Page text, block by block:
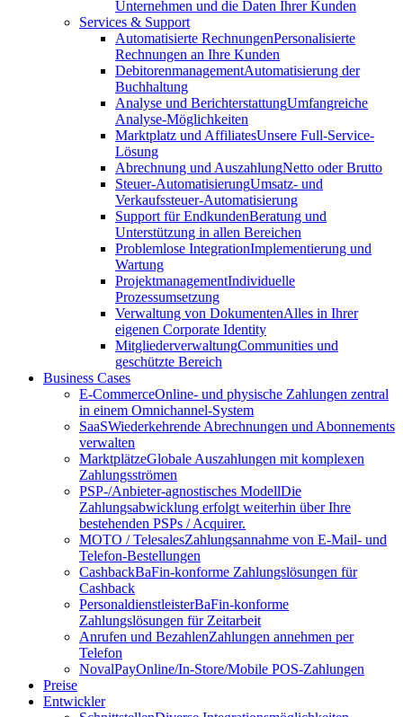
Unternehmen und die Daten Ihrer Kunden
Services & Support
Automatisierte RechnungenPersonalisierte
Rechnungen an Ihre Kunden
DebitorenmanagementAutomatisierung der
Buchhaltung
Analyse und BerichterstattungUmfangreiche
Analyse-Möglichkeiten
Marktplatz und AffiliatesUnsere Full-Service-
Lösung
Abrechnung und AuszahlungNetto oder Brutto
Steuer-AutomatisierungUmsatz- und
Verkaufssteuer-Automatisierung
Support für EndkundenBeratung und
Unterstützung in allen Bereichen
Problemlose IntegrationImplementierung und
Wartung
ProjektmanagementIndividuelle
Prozessumsetzung
Verwaltung von DokumentenAlles in Ihrer
eigenen Corporate Identity
MitgliederverwaltungCommunities und
geschützte Bereich
Business Cases
E-CommerceOnline- und physische Zahlungen zentral
in einem Omnichannel-System
SaaSWiederkehrende Abrechnungen und Abonnements
verwalten
MarktplätzeGlobale Auszahlungen mit komplexen
Zahlungsströmen
PSP-/Anbieter‑agnostisches ModellDie
Zahlungsabwicklung erfolgt weiterhin über Ihre
bestehenden PSPs / Acquirer.
MOTO / TelesalesZahlungsannahme von E-Mail- und
Telefon-Bestellungen
CashbackBaFin-konforme Zahlungslösungen für
Cashback
PersonaldienstleisterBaFin-konforme
Zahlungslösungen für Zeitarbeit
Anrufen und BezahlenZahlungen annehmen per
Telefon
NovalPayOnline/In-Store/Mobile POS-Zahlungen
Preise
Entwickler